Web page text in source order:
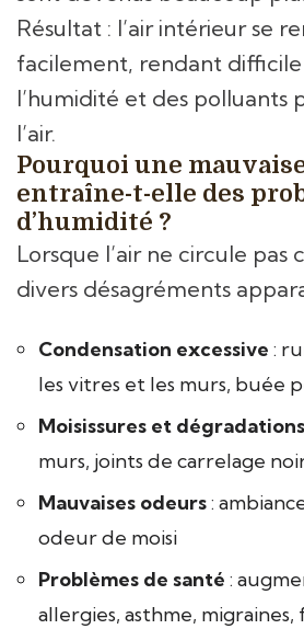
Résultat : l’air intérieur se
facilement, rendant difficile
l’humidité et des polluants
l’air.
Pourquoi une
entraîne-t-elle des
d’humidité ?
Lorsque l’air ne circule
divers désagréments
Condensation excessive :
les vitres et les murs, buée
Moisissures et dégradations
murs, joints de carrelage
Mauvaises odeurs:
odeur de moisi
Problèmes de santé :
allergies, asthme,